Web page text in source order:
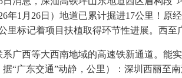
1月26日）地道已累计掘进17公里！
里标记着项目扶植取得环节性进展。西至
西等大西南地域的高速铁新通道。能
“广东交通”动静，公里）：深圳西丽至